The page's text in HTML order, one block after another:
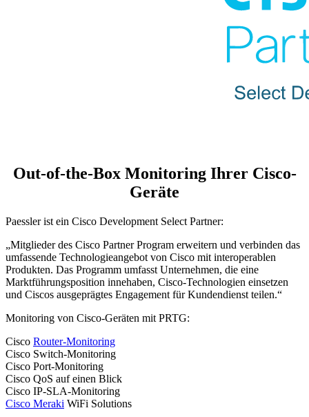
Out-of-the-Box Monitoring Ihrer Cisco-
Geräte
Paessler ist ein Cisco Development Select Partner:
„Mitglieder des Cisco Partner Program erweitern und verbinden das
umfassende Technologieangebot von Cisco mit interoperablen
Produkten. Das Programm umfasst Unternehmen, die eine
Marktführungsposition innehaben, Cisco-Technologien einsetzen
und Ciscos ausgeprägtes Engagement für Kundendienst teilen.“
Monitoring von Cisco-Geräten mit PRTG:
Cisco Router-Monitoring
Cisco Switch-Monitoring
Cisco Port-Monitoring
Cisco QoS auf einen Blick
Cisco IP-SLA-Monitoring
Cisco Meraki WiFi Solutions